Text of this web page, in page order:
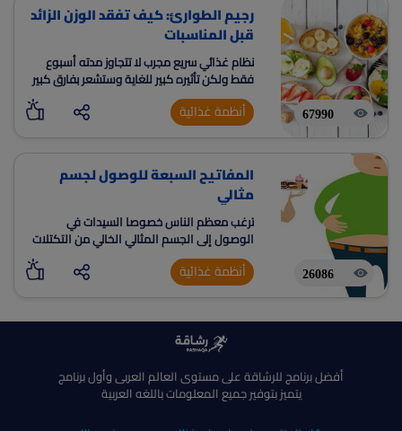
67990
رجيم الطوارئ: كيف تفقد الوزن الزائد
قبل المناسبات
نظام غذائي سريع مجرب لا تتجاوز مدته أسبوع
فقط ولكن تأثيره كبير للغاية وستشعر بفارق كبير
في الوزن وتنحيف البطن والخصر
أنظمة غذائية
26086
المفاتيح السبعة للوصول لجسم
مثالي
ترغب معظم الناس خصوصا السيدات في
الوصول إلى الجسم المثالي الخالي من التكتلات
الدهنية
أنظمة غذائية
أفضل برنامج للرشاقة على مستوى العالم العربى وأول برنامج
يتميز بتوفير جميع المعلومات باللغه العربية